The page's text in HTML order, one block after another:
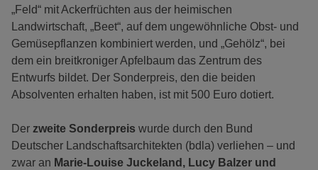
„Feld“ mit Ackerfrüchten aus der heimischen
Landwirtschaft, „Beet“, auf dem ungewöhnliche Obst- und
Gemüsepflanzen kombiniert werden, und „Gehölz“, bei
dem ein breitkroniger Apfelbaum das Zentrum des
Entwurfs bildet. Der Sonderpreis, den die beiden
Absolventen erhalten haben, ist mit 500 Euro dotiert.
Der zweite Sonderpreis wurde durch den Bund
Deutscher Landschaftsarchitekten (bdla) verliehen – und
zwar an Marie-Louise Juckeland, Lucy Balzer und